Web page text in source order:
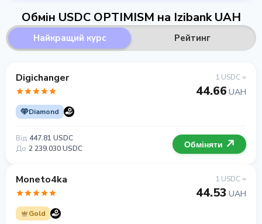
Обмін USDC OPTIMISM на Izibank UAH
Найкращий курс Рейтинг
Digichanger
Diamond
1 USDC =
44.66 UAH
Від 447.81 USDC
До 2 239.030 USDC Обміняти
Moneto4ka
Gold
1 USDC =
44.53 UAH